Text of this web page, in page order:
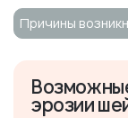
Причины
эрозии